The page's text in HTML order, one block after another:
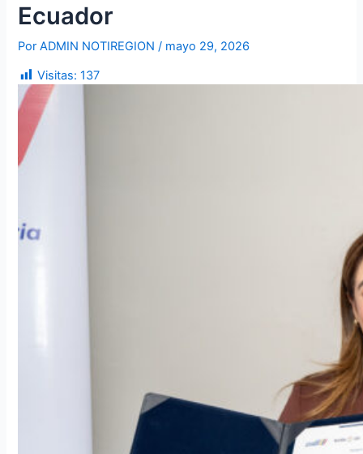
Ecuador
PorADMIN NOTIREGION/ mayo 29, 2026
Visitas: 137